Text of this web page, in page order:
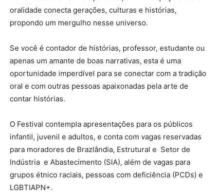
oralidade conecta gerações, culturas e histórias,
propondo um mergulho nesse universo.
Se você é contador de histórias, professor, estudante ou
apenas um amante de boas narrativas, esta é uma
oportunidade imperdível para se conectar com a tradição
oral e com outras pessoas apaixonadas pela arte de
contar histórias.
O Festival contempla apresentações para os públicos
infantil, juvenil e adultos, e conta com vagas reservadas
para moradores de Brazlândia, Estrutural e Setor de
Indústria e Abastecimento (SIA), além de vagas para
grupos étnico raciais, pessoas com deficiência (PCDs) e
LGBTIAPN+.